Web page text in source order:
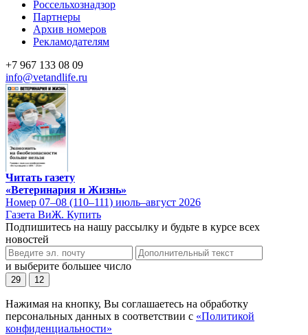
Россельхознадзор
Партнеры
Архив номеров
Рекламодателям
+7 967 133 08 09
info@vetandlife.ru
Читать газету
«Ветеринария и Жизнь»
Номер 07–08 (110–111) июль–август 2026
Газета ВиЖ. Купить
Подпишитесь на нашу рассылку и будьте в курсе всех
новостей
и выберите большее число
29 12
Нажимая на кнопку, Вы соглашаетесь на обработку
персональных данных в соответствии с «Политикой
конфиденциальности»